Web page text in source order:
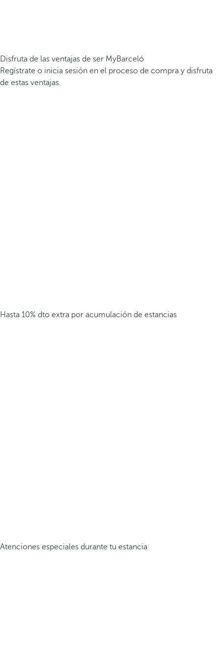
Disfruta de las ventajas de ser MyBarceló
Regístrate o inicia sesión en el proceso de compra y disfruta
de estas ventajas.
Hasta 10% dto extra por acumulación de estancias
Atenciones especiales durante tu estancia